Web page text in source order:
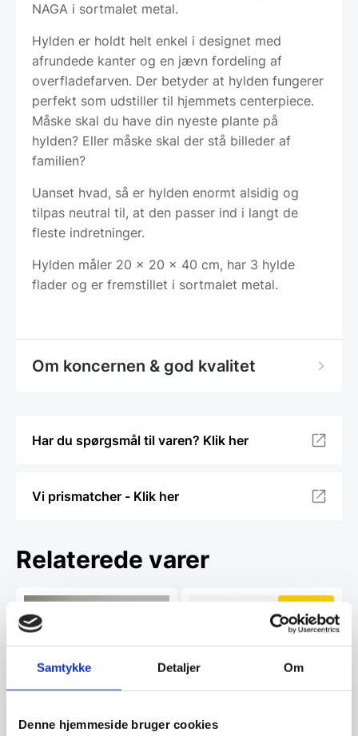
Samtykke Detaljer Om
Denne hjemmeside bruger cookies
NAGA i sortmalet metal.
Hylden er holdt helt enkel i designet med
afrundede kanter og en jævn fordeling af
overfladefarven. Der betyder at hylden fungerer
perfekt som udstiller til hjemmets centerpiece.
Måske skal du have din nyeste plante på
hylden? Eller måske skal der stå billeder af
familien?
Uanset hvad, så er hylden enormt alsidig og
tilpas neutral til, at den passer ind i langt de
fleste indretninger.
Hylden måler 20 x 20 x 40 cm, har 3 hylde
flader og er fremstillet i sortmalet metal.
Om koncernen & god kvalitet
Har du spørgsmål til varen? Klik her
Vi prismatcher - Klik her
Relaterede varer
SPAR 43%